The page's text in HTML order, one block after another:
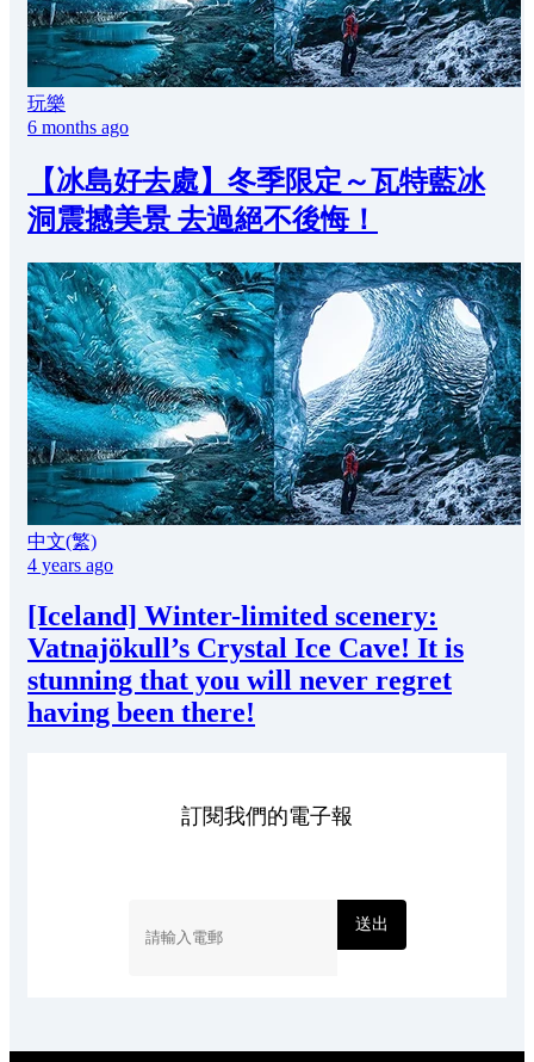
玩樂
6 months ago
【冰島好去處】冬季限定～瓦特藍冰
洞震撼美景 去過絕不後悔！
中文(繁)
4 years ago
[Iceland] Winter-limited scenery:
Vatnajökull’s Crystal Ice Cave! It is
stunning that you will never regret
having been there!
訂閱我們的電子報
送出